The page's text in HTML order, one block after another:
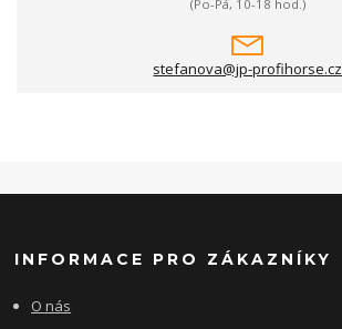
(Po-Pá, 10-18 hod.)
stefanova@jp-profihorse.cz
INFORMACE PRO ZÁKAZNÍKY
O nás